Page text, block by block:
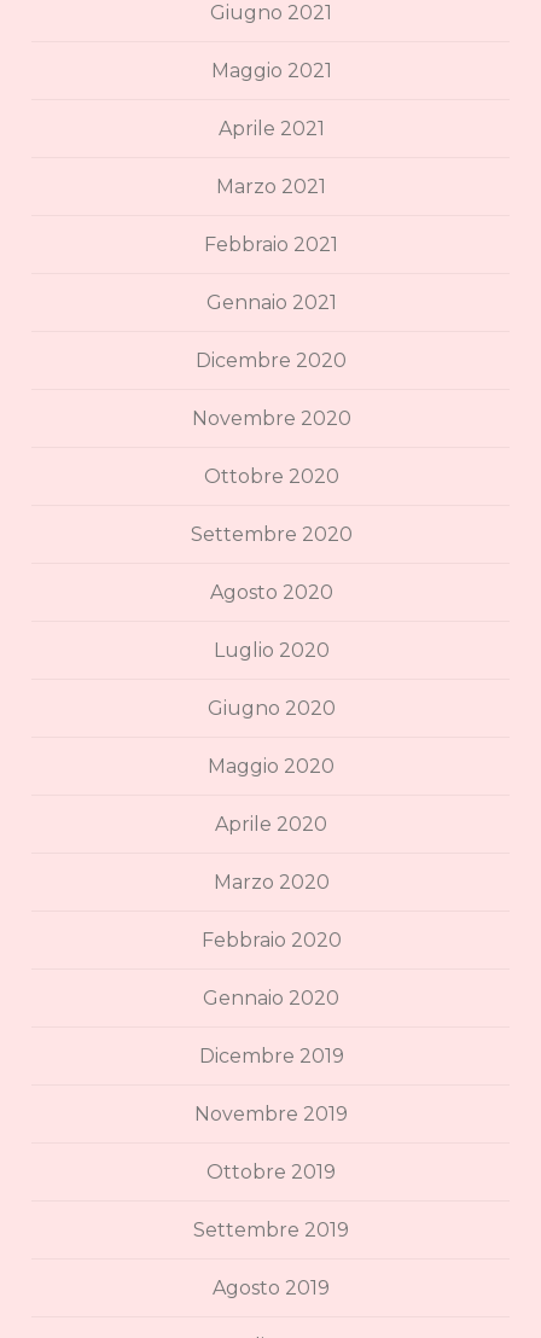
Giugno 2021
Maggio 2021
Aprile 2021
Marzo 2021
Febbraio 2021
Gennaio 2021
Dicembre 2020
Novembre 2020
Ottobre 2020
Settembre 2020
Agosto 2020
Luglio 2020
Giugno 2020
Maggio 2020
Aprile 2020
Marzo 2020
Febbraio 2020
Gennaio 2020
Dicembre 2019
Novembre 2019
Ottobre 2019
Settembre 2019
Agosto 2019